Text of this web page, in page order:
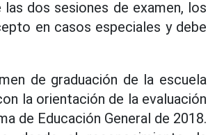
dos sesiones de examen, los
en casos especiales y debe
de graduación de la escuela
la orientación de la evaluación
de Educación General de 2018.